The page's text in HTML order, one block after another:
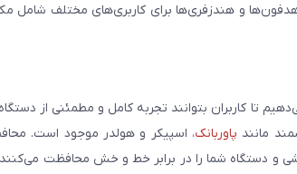
و هندزفری‌ها برای کاربری‌های مختلف شامل
تا کاربران بتوانند تجربه کامل و مطمئنی از
مانند پاوربانک، اسپیکر و هولدر موجود است.
و دستگاه شما را در برابر خط و خش محافظت